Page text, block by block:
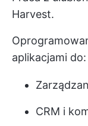
Harvest.
aplikacjami do:
CRM i